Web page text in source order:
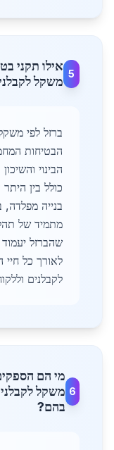
5
אילו תקני
משקל
ברזל לפי
הבטיחות
הבינוי
בנייה מפלדה,
מתמיד של
שהברזל
לאורך כל
לקבלנים
6
מי הם
משקל
בהם?